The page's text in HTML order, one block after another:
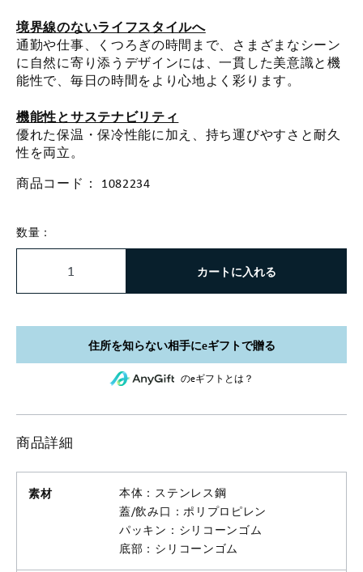
境界線のないライフスタイルへ
通勤や仕事、くつろぎの時間まで、さまざまなシーン
に自然に寄り添うデザインには、一貫した美意識と機
能性で、毎日の時間をより心地よく彩ります。
機能性とサステナビリティ
優れた保温・保冷性能に加え、持ち運びやすさと耐久
性を両立。
商品コード： 1082234
数量：
カートに入れる
のeギフトとは？
商品詳細
素材
本体：ステンレス鋼
蓋/飲み口：ポリプロピレン
パッキン：シリコーンゴム
底部：シリコーンゴム